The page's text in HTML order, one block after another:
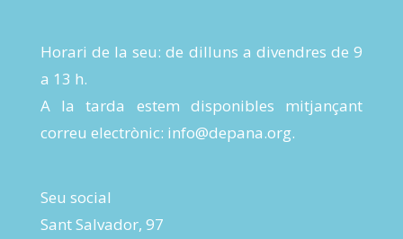
Horari de la seu: de dilluns a divendres de 9
a 13 h.
A la tarda estem disponibles mitjançant
correu electrònic: info@depana.org.
Seu social
Sant Salvador, 97